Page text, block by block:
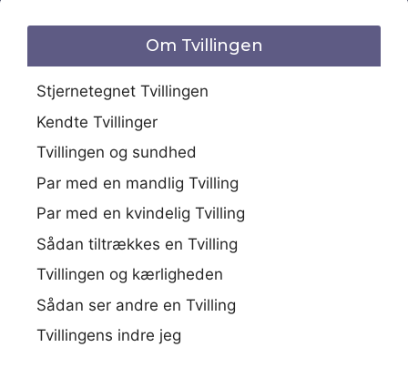
Om Tvillingen
Stjernetegnet Tvillingen
Kendte Tvillinger
Tvillingen og sundhed
Par med en mandlig Tvilling
Par med en kvindelig Tvilling
Sådan tiltrækkes en Tvilling
Tvillingen og kærligheden
Sådan ser andre en Tvilling
Tvillingens indre jeg